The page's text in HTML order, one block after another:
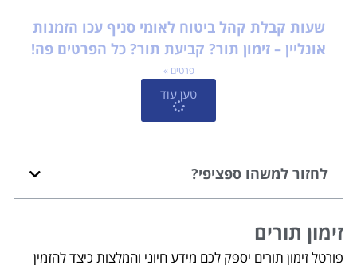
שעות קבלת קהל ביטוח לאומי סניף עכו הזמנות
אונליין – זימון תור? קביעת תור? כל הפרטים פה!
פרטים »
טען עוד
לחזור למשהו ספציפי?
זימון תורים
פורטל זימון תורים יספק לכם מידע חיוני והמלצות כיצד להזמין